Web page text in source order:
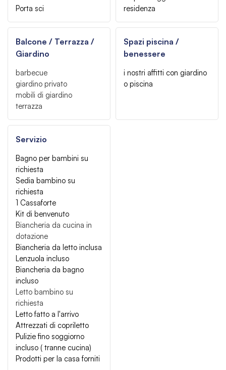
Porta sci
residenza
Balcone / Terrazza /
Giardino
barbecue
giardino privato
mobili di giardino
terrazza
Spazi piscina /
benessere
i nostri affitti con giardino
o piscina
Servizio
Bagno per bambini su
richiesta
Sedia bambino su
richiesta
1 Cassaforte
Kit di benvenuto
Biancheria da cucina in
dotazione
Biancheria da letto inclusa
Lenzuola incluso
Biancheria da bagno
incluso
Letto bambino su
richiesta
Letto fatto a l'arrivo
Attrezzati di copriletto
Pulizie fino soggiorno
incluso ( tranne cucina)
Prodotti per la casa forniti